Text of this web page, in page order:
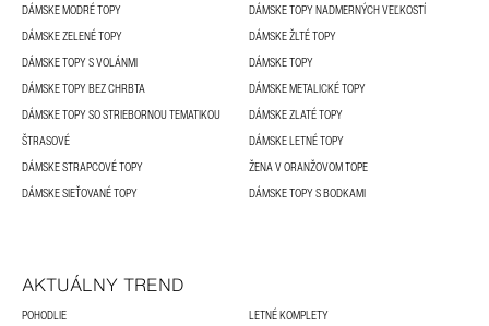
DÁMSKE MODRÉ TOPY
DÁMSKE TOPY NADMERNÝCH VEĽKOSTÍ
DÁMSKE ZELENÉ TOPY
DÁMSKE ŽLTÉ TOPY
DÁMSKE TOPY S VOLÁNMI
DÁMSKE TOPY
DÁMSKE TOPY BEZ CHRBTA
DÁMSKE METALICKÉ TOPY
DÁMSKE TOPY SO STRIEBORNOU TEMATIKOU
DÁMSKE ZLATÉ TOPY
ŠTRASOVÉ
DÁMSKE LETNÉ TOPY
DÁMSKE STRAPCOVÉ TOPY
ŽENA V ORANŽOVOM TOPE
DÁMSKE SIEŤOVANÉ TOPY
DÁMSKE TOPY S BODKAMI
AKTUÁLNY TREND
POHODLIE
LETNÉ KOMPLETY